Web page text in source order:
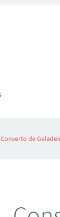
Conserto de